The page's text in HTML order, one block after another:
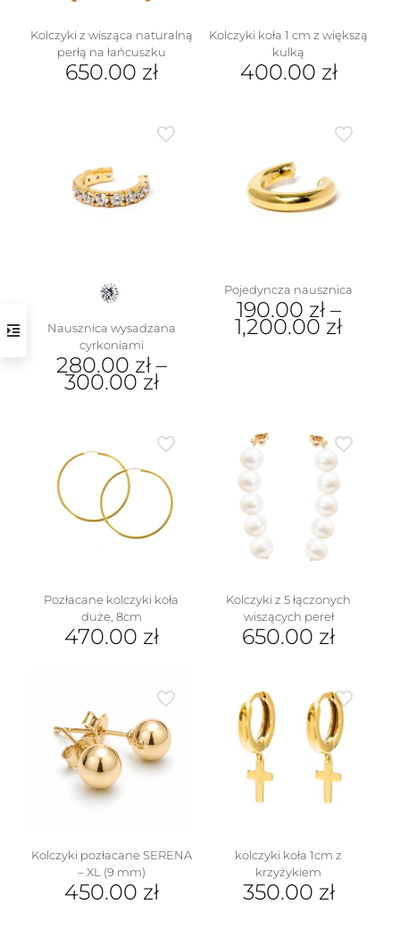
Kolczyki z wisząca naturalną
perłą na łańcuszku
650.00 zł
Kolczyki koła 1 cm z większą
kulką
400.00 zł
Nausznica wysadzana
cyrkoniami
280.00 zł–
300.00 zł
wiele
wariantów.
Opcje
można
wybrać
na
Pojedyncza nausznica
190.00 zł–
1,200.00 zł
Opcje
można
wybrać
stronie
produktu
Pozłacane kolczyki koła
duże, 8cm
470.00 zł
Kolczyki z 5 łączonych
wiszących pereł
650.00 zł
Kolczyki pozłacane SERENA
– XL (9 mm)
450.00 zł
kolczyki koła 1cm z
krzyżykiem
350.00 zł